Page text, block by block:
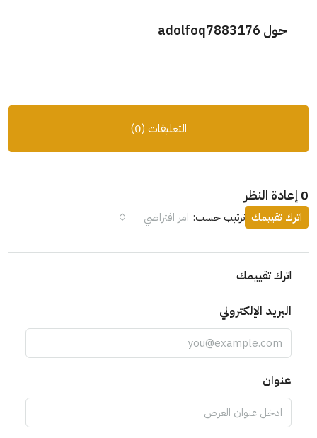
حول adolfoq7883176
التعليقات (0)
0 إعادة النظر
ترتيب حسب: امر افتراضي اترك تقييمك
اترك تقييمك
البريد الإلكتروني
عنوان